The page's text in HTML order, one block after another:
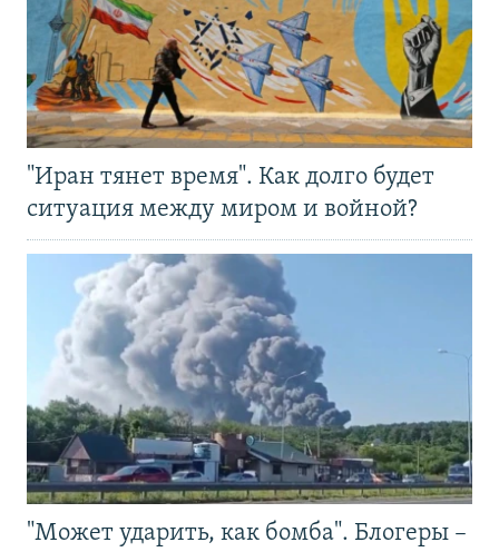
"Иран тянет время". Как долго будет
ситуация между миром и войной?
"Может ударить, как бомба". Блогеры –